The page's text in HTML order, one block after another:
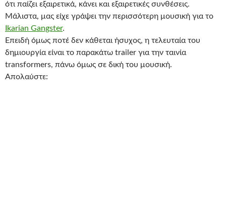
ότι παίζει εξαιρετικά, κάνει και εξαιρετικές συνθέσεις.
Μάλιστα, μας είχε γράψει την περισσότερη μουσική για το
Ikarian Gangster.
Επειδή όμως ποτέ δεν κάθεται ήσυχος, η τελευταία του
δημιουργία είναι το παρακάτω trailer για την ταινία
transformers, πάνω όμως σε δική του μουσική.
Απολαύστε: